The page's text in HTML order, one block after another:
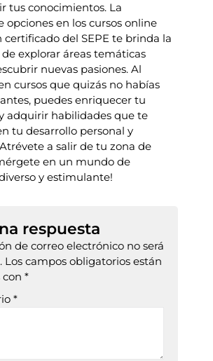
tus conocimientos. La
opciones en los cursos online
certificado del SEPE te brinda la
explorar áreas temáticas
nuevas pasiones. Al
cursos que quizás no habías
puedes enriquecer tu
adquirir habilidades que te
tu desarrollo personal y
a salir de tu zona de
en un mundo de
y estimulante!
respuesta
de correo electrónico no será
Los campos obligatorios están
con *
*